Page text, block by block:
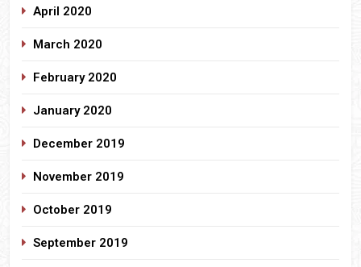
April 2020
March 2020
February 2020
January 2020
December 2019
November 2019
October 2019
September 2019